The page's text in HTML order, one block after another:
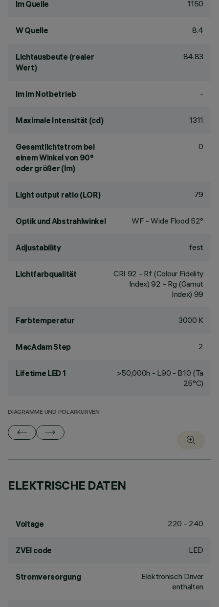
lm Quelle 1150
W Quelle 8.4
Lichtausbeute (realer
Wert)
84.83
lm im Notbetrieb -
Maximale Intensität (cd) 1311
Gesamtlichtstrom bei
einem Winkel von 90°
oder größer (lm)
0
Light output ratio (LOR) 79
Optik und Abstrahlwinkel WF - Wide Flood 52°
Adjustability fest
Lichtfarbqualität CRI 92 - Rf (Colour Fidelity
Index) 92 - Rg (Gamut
Index) 99
Farbtemperatur 3000 K
MacAdam Step 2
Lifetime LED 1
>50,000h - L90 - B10 (Ta
25°C)
DIAGRAMME UND POLARKURVEN
ELEKTRISCHE DATEN
Voltage 220 - 240
ZVEI code LED
Stromversorgung
Elektronisch Driver
enthalten